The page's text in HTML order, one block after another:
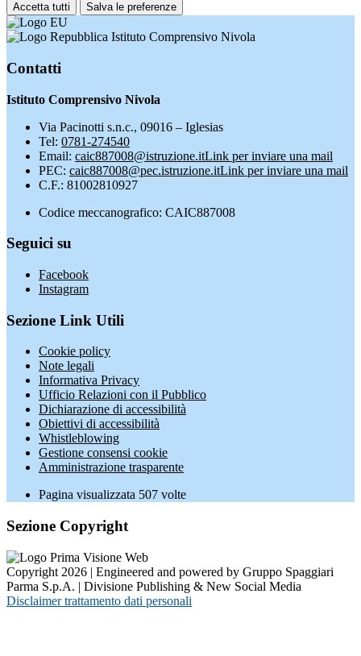
Accetta tutti Salva le preferenze
Istituto Comprensivo Nivola
Contatti
Istituto Comprensivo Nivola
Via Pacinotti s.n.c., 09016 – Iglesias
Tel: 0781-274540
Email: caic887008@istruzione.itLink per inviare una mail
PEC: caic887008@pec.istruzione.itLink per inviare una mail
C.F.: 81002810927
Codice meccanografico: CAIC887008
Seguici su
Facebook
Instagram
Sezione Link Utili
Cookie policy
Note legali
Informativa Privacy
Ufficio Relazioni con il Pubblico
Dichiarazione di accessibilità
Obiettivi di accessibilità
Whistleblowing
Gestione consensi cookie
Amministrazione trasparente
Pagina visualizzata 507 volte
Sezione Copyright
Copyright 2026 | Engineered and powered by Gruppo Spaggiari
Parma S.p.A. | Divisione Publishing & New Social Media
Disclaimer trattamento dati personali